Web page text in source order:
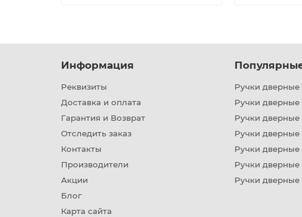
Информация
Реквизиты
Доставка и оплата
Гарантия и Возврат
Отследить заказ
Контакты
Производители
Акции
Блог
Карта сайта
Ручки дверные
Ручки дверные
Ручки
Ручки дверные
Ручки дверные
Ручки
Ручки